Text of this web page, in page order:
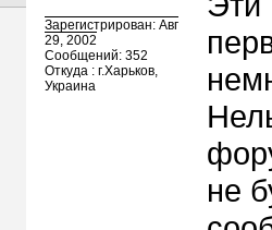
Зарегистрирован: Авг
29, 2002
Сообщений: 352
Откуда : г.Харьков,
Украина
не